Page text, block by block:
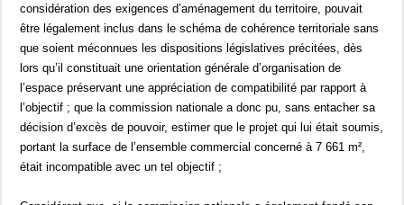
considération des exigences d’aménagement du territoire, pouvait
être légalement inclus dans le schéma de cohérence territoriale sans
que soient méconnues les dispositions législatives précitées, dès
lors qu’il constituait une orientation générale d’organisation de
l’espace préservant une appréciation de compatibilité par rapport à
l’objectif ; que la commission nationale a donc pu, sans entacher sa
décision d’excès de pouvoir, estimer que le projet qui lui était soumis,
portant la surface de l’ensemble commercial concerné à 7 661 m²,
était incompatible avec un tel objectif ;